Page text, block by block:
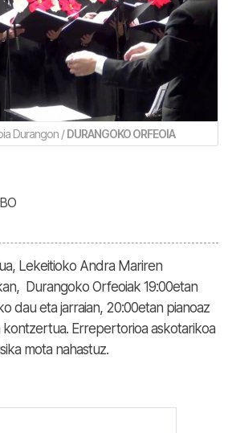
Durangon /DURANGOKO ORFEOIA
Lekeitioko Andra Mariren
Durangoko Orfeoiak 19:00etan
dau eta jarraian, 20:00etan pianoaz
Errepertorioa askotarikoa
mota nahastuz.